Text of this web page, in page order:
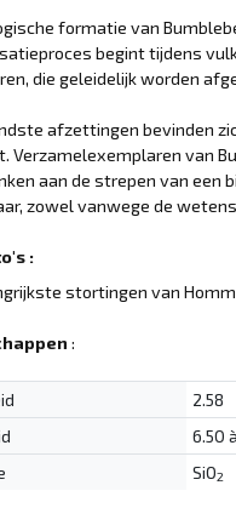
formatie van
begint tijdens
die geleidelijk worden
afzettingen bevinden
Verzamelexemplaren van
aan de strepen van een
zowel vanwege de
:
stortingen van
:
2.58
6.50
SiO2